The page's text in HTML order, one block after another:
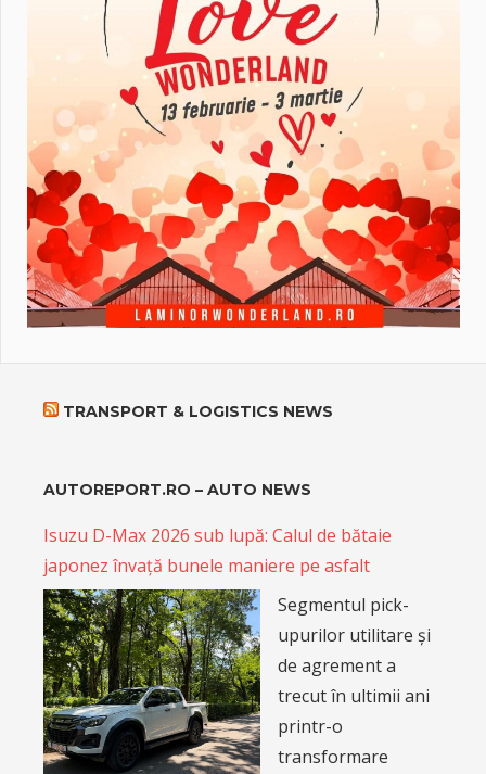
TRANSPORT & LOGISTICS NEWS
AUTOREPORT.RO – AUTO NEWS
Isuzu D-Max 2026 sub lupă: Calul de bătaie
japonez învață bunele maniere pe asfalt
Segmentul pick-
upurilor utilitare și
de agrement a
trecut în ultimii ani
printr-o
transformare